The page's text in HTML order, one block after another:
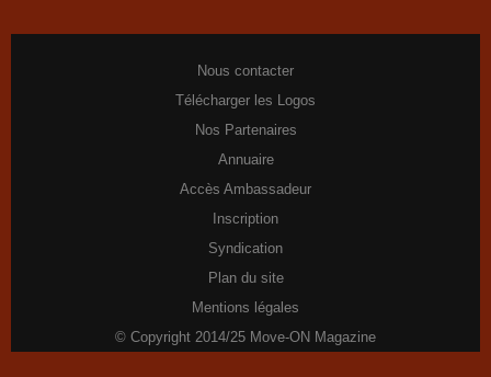
Nous contacter
Télécharger les Logos
Nos Partenaires
Annuaire
Accès Ambassadeur
Inscription
Syndication
Plan du site
Mentions légales
© Copyright 2014/25 Move-ON Magazine